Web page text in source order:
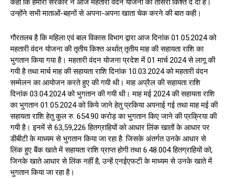
कहा कि हमारी सरकार ने आज महतारी वंदन योजना की तीसरी किश्त दे दी है।
उन्होंने सभी माताओं-बहनों से अपना-अपना खाता चेक करने की बात कही।
गौरतलब है कि महिला एवं बाल विकास विभाग द्वारा आज दिनांक 01.05.2024 को
महतारी वंदन योजना की तृतीय किश्त अर्थात् तृतीय माह की सहायता राशि का
भुगतान किया गया है। महतारी वंदन योजना प्रदेश में 01 मार्च 2024 से लागू की
गयी है तथा मार्च माह की सहायता राशि दिनांक 10.03.2024 को महतारी वंदन
सम्मेलन का आयोजन करते हुए की गयी थी। माह अप्रैल की सहायता राशि
दिनांक 03.04.2024 को भुगतान की गयी थी। माह मई 2024 की सहायता राशि
का भुगतान 01.05.2024 को किये जाने हेतु प्रकिया अपनाई गई तथा माह मई की
सहायता राशि हेतु कुल रु. 654.90 करोड़ का भुगतान किए जाने की प्रक्रिया की
गयी है। इनमें से 63,59,226 हितग्राहियों को आधार लिंक खातों के आधार पर
डीबीटी के माध्यम से भुगतान किया जा रहा है. जिसके अंतर्गत उनके आधार से
लिंक हुए बैंक खाते में सहायता राशि प्राप्त होगी तथा 6.48.004 हितग्राहियों को,
जिनके खाते आधार से लिंक नहीं है, उन्हें एनईएफटी के माध्यम से उनके खाते में
भुगतान किया जा रहा है।